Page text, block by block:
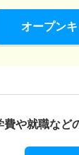
オープン
費や就職など